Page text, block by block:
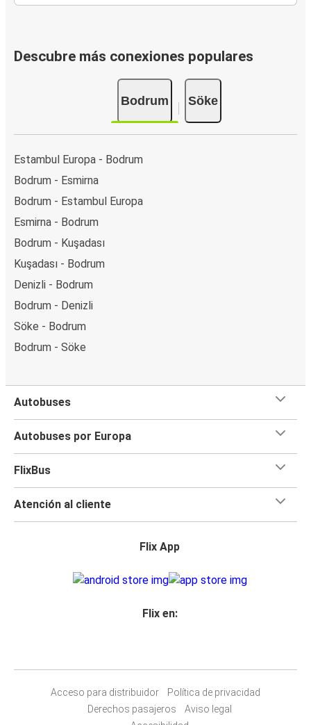
Descubre más conexiones populares
Bodrum Söke
Estambul Europa - Bodrum
Bodrum - Esmirna
Bodrum - Estambul Europa
Esmirna - Bodrum
Bodrum - Kuşadası
Kuşadası - Bodrum
Denizli - Bodrum
Bodrum - Denizli
Söke - Bodrum
Bodrum - Söke
Autobuses
Autobuses por Europa
FlixBus
Atención al cliente
Flix App
Flix en:
Acceso para distribuidor
Política de privacidad
Derechos pasajeros
Aviso legal